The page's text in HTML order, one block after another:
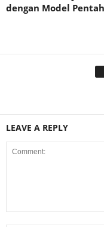
dengan Model
LEAVE A REPLY